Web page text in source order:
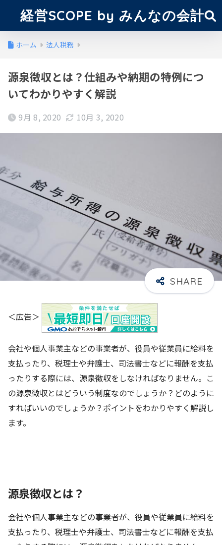
経営SCOPE by みんなの会計
ホーム 法人税務
源泉徴収とは？仕組みや納期の特例につ
いてわかりやすく解説
9月 8, 2020 10月 3, 2020
＜広告＞
会社や個人事業主などの事業者が、役員や従業員に給料を
支払ったり、税理士や弁護士、司法書士などに報酬を支払
ったりする際には、源泉徴収をしなければなりません。こ
の源泉徴収とはどういう制度なのでしょうか？どのように
すればいいのでしょうか？ポイントをわかりやすく解説し
ます。
源泉徴収とは？
会社や個人事業主などの事業者が、役員や従業員に給料を
支払ったり、税理士や弁護士、司法書士などに報酬を支払